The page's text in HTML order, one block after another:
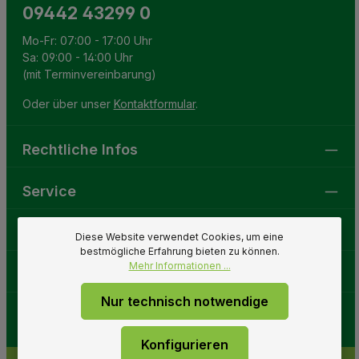
09442 43299 0
Mo-Fr: 07:00 - 17:00 Uhr
Sa: 09:00 - 14:00 Uhr
(mit Terminvereinbarung)
Oder über unser Kontaktformular.
Rechtliche Infos
Service
GartenweltDiese Website verwendet Cookies, um eine
bestmögliche Erfahrung bieten zu können.
Mehr Informationen ...
Nur technisch notwendige
Konfigurieren